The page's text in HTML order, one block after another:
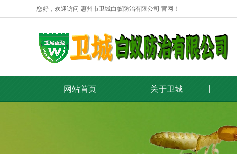
您好，欢迎访问 惠州市卫城白蚁防治有限公司 官网！
网站首页 关于卫城